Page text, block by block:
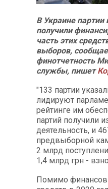
В Украине
получили
часть этих
выборов,
финотчетность
службы, пишет
"133 партии
лидируют
рейтинге им
партий получили
деятельность, и
предвыборной
2 млрд
1,4 млрд грн -
Помимо